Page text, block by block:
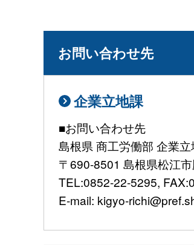
お問い合わせ先
企業立地課
■お問い合わせ先
島根県 商工労働部 企業立
〒690-8501 島根県松江市
TEL:0852-22-5295,
E-mail: kigyo-